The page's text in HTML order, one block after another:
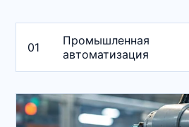
01
Промышленная
автоматизация